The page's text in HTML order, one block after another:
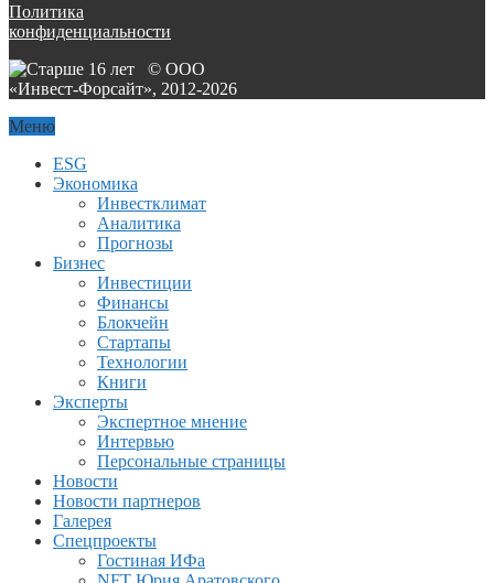
Политика
конфиденциальности
© ООО
«Инвест-Форсайт», 2012-2026
Меню
ESG
Экономика
Инвестклимат
Аналитика
Прогнозы
Бизнес
Инвестиции
Финансы
Блокчейн
Стартапы
Технологии
Книги
Эксперты
Экспертное мнение
Интервью
Персональные страницы
Новости
Новости партнеров
Галерея
Спецпроекты
Гостиная ИФа